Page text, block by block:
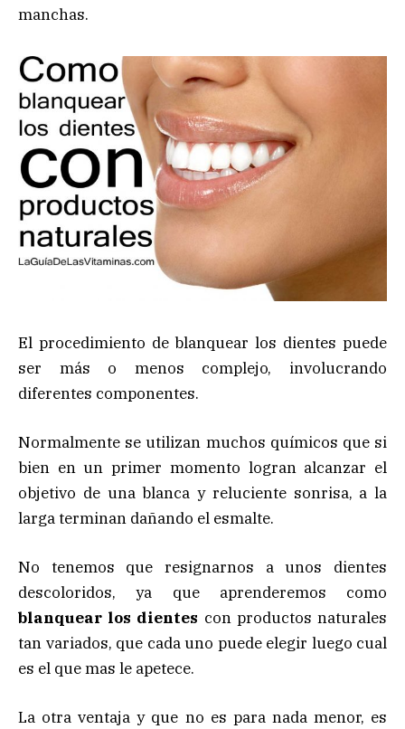
manchas.
El procedimiento de blanquear los dientes puede
ser más o menos complejo, involucrando
diferentes componentes.
Normalmente se utilizan muchos químicos que si
bien en un primer momento logran alcanzar el
objetivo de una blanca y reluciente sonrisa, a la
larga terminan dañando el esmalte.
No tenemos que resignarnos a unos dientes
descoloridos, ya que aprenderemos como
blanquear los dientes con productos naturales
tan variados, que cada uno puede elegir luego cual
es el que mas le apetece.
La otra ventaja y que no es para nada menor, es